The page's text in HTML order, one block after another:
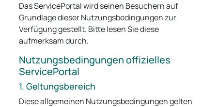
Das ServicePortal wird seinen Besuchern auf
Grundlage dieser Nutzungsbedingungen zur
Verfügung gestellt. Bitte lesen Sie diese
aufmerksam durch.
Nutzungsbedingungen offizielles
ServicePortal
1. Geltungsbereich
Diese allgemeinen Nutzungsbedingungen gelten